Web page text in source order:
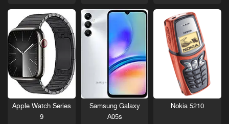
Nokia 5210
Samsung Galaxy
A05s
Apple Watch Series
9